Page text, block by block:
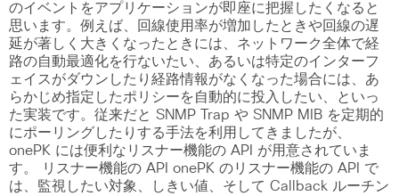
のイベントをアプリケーションが即座に把握したくなると
思います。例えば、回線使用率が増加したときや回線の遅
延が著しく大きくなったときには、ネットワーク全体で経
路の自動最適化を行ないたい、あるいは特定のインターフ
ェイスがダウンしたり経路情報がなくなった場合には、あ
らかじめ指定したポリシーを自動的に投入したい、といっ
た実装です。従来だと SNMP Trap や SNMP MIB を定期的
にポーリングしたりする手法を利用してきましたが、
onePK には便利なリスナー機能の API が用意されていま
す。 リスナー機能の API onePK のリスナー機能の API で
は、監視したい対象、しきい値、そして Callback ルーチン